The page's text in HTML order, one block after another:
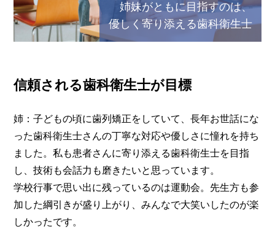
姉妹がともに目指すのは、
優しく寄り添える歯科衛生士
信頼される歯科衛生士が目標
姉：子どもの頃に歯列矯正をしていて、長年お世話にな
った歯科衛生士さんの丁寧な対応や優しさに憧れを持ち
ました。私も患者さんに寄り添える歯科衛生士を目指
し、技術も会話力も磨きたいと思っています。
学校行事で思い出に残っているのは運動会。先生方も参
加した綱引きが盛り上がり、みんなで大笑いしたのが楽
しかったです。